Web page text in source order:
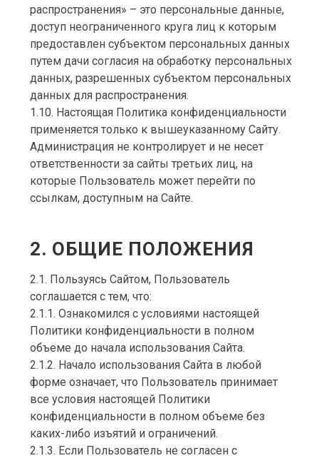
распространения» – это персональные данные,
доступ неограниченного круга лиц к которым
предоставлен субъектом персональных данных
путем дачи согласия на обработку персональных
данных, разрешенных субъектом персональных
данных для распространения.
1.10. Настоящая Политика конфиденциальности
применяется только к вышеуказанному Сайту.
Администрация не контролирует и не несет
ответственности за сайты третьих лиц, на
которые Пользователь может перейти по
ссылкам, доступным на Сайте.
2. ОБЩИЕ ПОЛОЖЕНИЯ
2.1. Пользуясь Сайтом, Пользователь
соглашается с тем, что:
2.1.1. Ознакомился с условиями настоящей
Политики конфиденциальности в полном
объеме до начала использования Сайта.
2.1.2. Начало использования Сайта в любой
форме означает, что Пользователь принимает
все условия настоящей Политики
конфиденциальности в полном объеме без
каких-либо изъятий и ограничений.
2.1.3. Если Пользователь не согласен с